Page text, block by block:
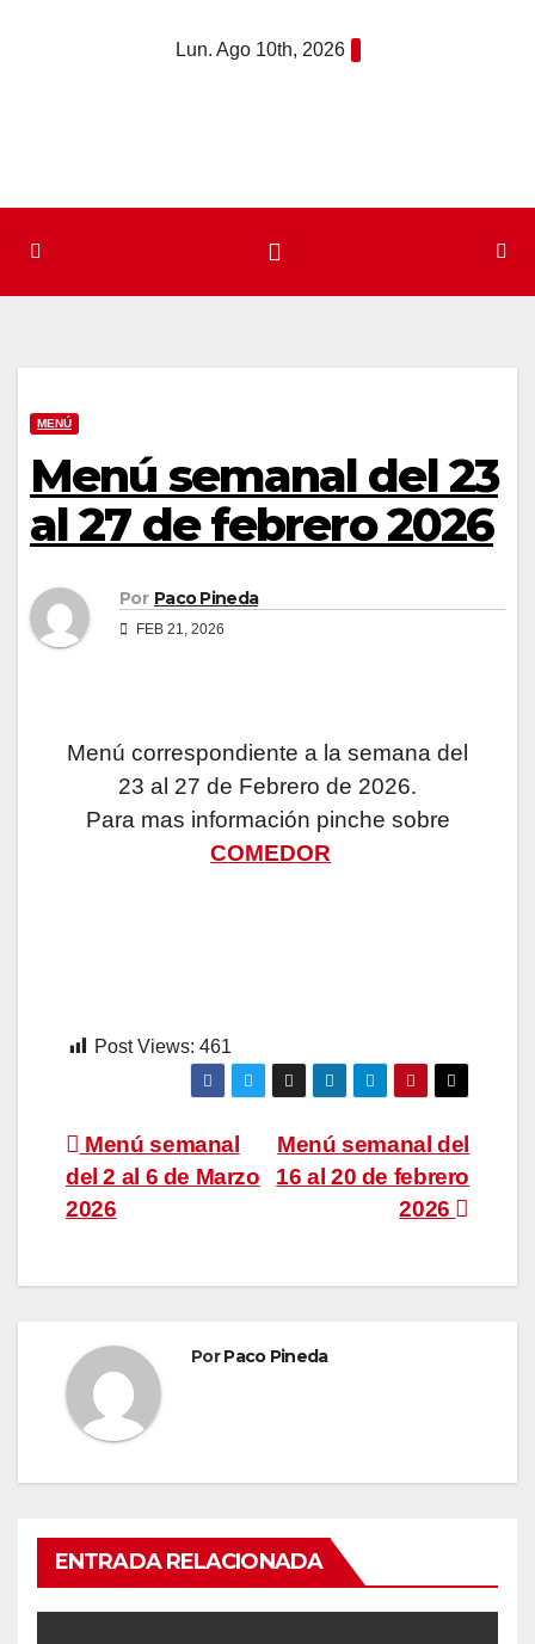
Lun. Ago 10th, 2026
MENÚ
Menú semanal del 23
al 27 de febrero 2026
Por Paco Pineda
FEB 21, 2026
Menú correspondiente a la semana del
23 al 27 de Febrero de 2026.
Para mas información pinche sobre
COMEDOR
Post Views: 461
Navegación
de
Menú semanal del
16 al 20 de febrero
2026
Menú semanal
del 2 al 6 de Marzo
2026
PorPaco Pineda
ENTRADA RELACIONADA